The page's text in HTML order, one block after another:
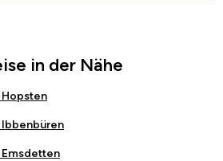
in der Nähe
Hopsten
Ibbenbüren
Emsdetten